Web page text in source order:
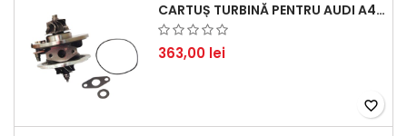
CARTUȘ TURBINĂ PENTRU AUDI A4, A6, SKODA SUPERB ȘI VW PASSAT, MOTOR DIESEL 1.9 TDI
363,00 lei
favorite_border